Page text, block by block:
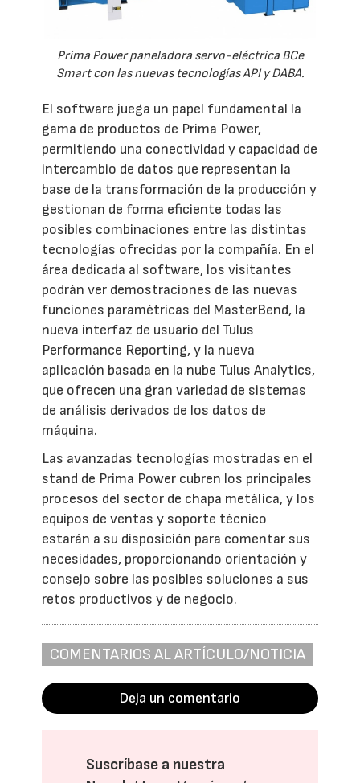
Prima Power paneladora servo-eléctrica BCe
Smart con las nuevas tecnologías API y DABA.
El software juega un papel fundamental la
gama de productos de Prima Power,
permitiendo una conectividad y capacidad de
intercambio de datos que representan la
base de la transformación de la producción y
gestionan de forma eficiente todas las
posibles combinaciones entre las distintas
tecnologías ofrecidas por la compañía. En el
área dedicada al software, los visitantes
podrán ver demostraciones de las nuevas
funciones paramétricas del MasterBend, la
nueva interfaz de usuario del Tulus
Performance Reporting, y la nueva
aplicación basada en la nube Tulus Analytics,
que ofrecen una gran variedad de sistemas
de análisis derivados de los datos de
máquina.
Las avanzadas tecnologías mostradas en el
stand de Prima Power cubren los principales
procesos del sector de chapa metálica, y los
equipos de ventas y soporte técnico
estarán a su disposición para comentar sus
necesidades, proporcionando orientación y
consejo sobre las posibles soluciones a sus
retos productivos y de negocio.
COMENTARIOS AL ARTÍCULO/NOTICIA
Deja un comentario
Suscríbase a nuestra